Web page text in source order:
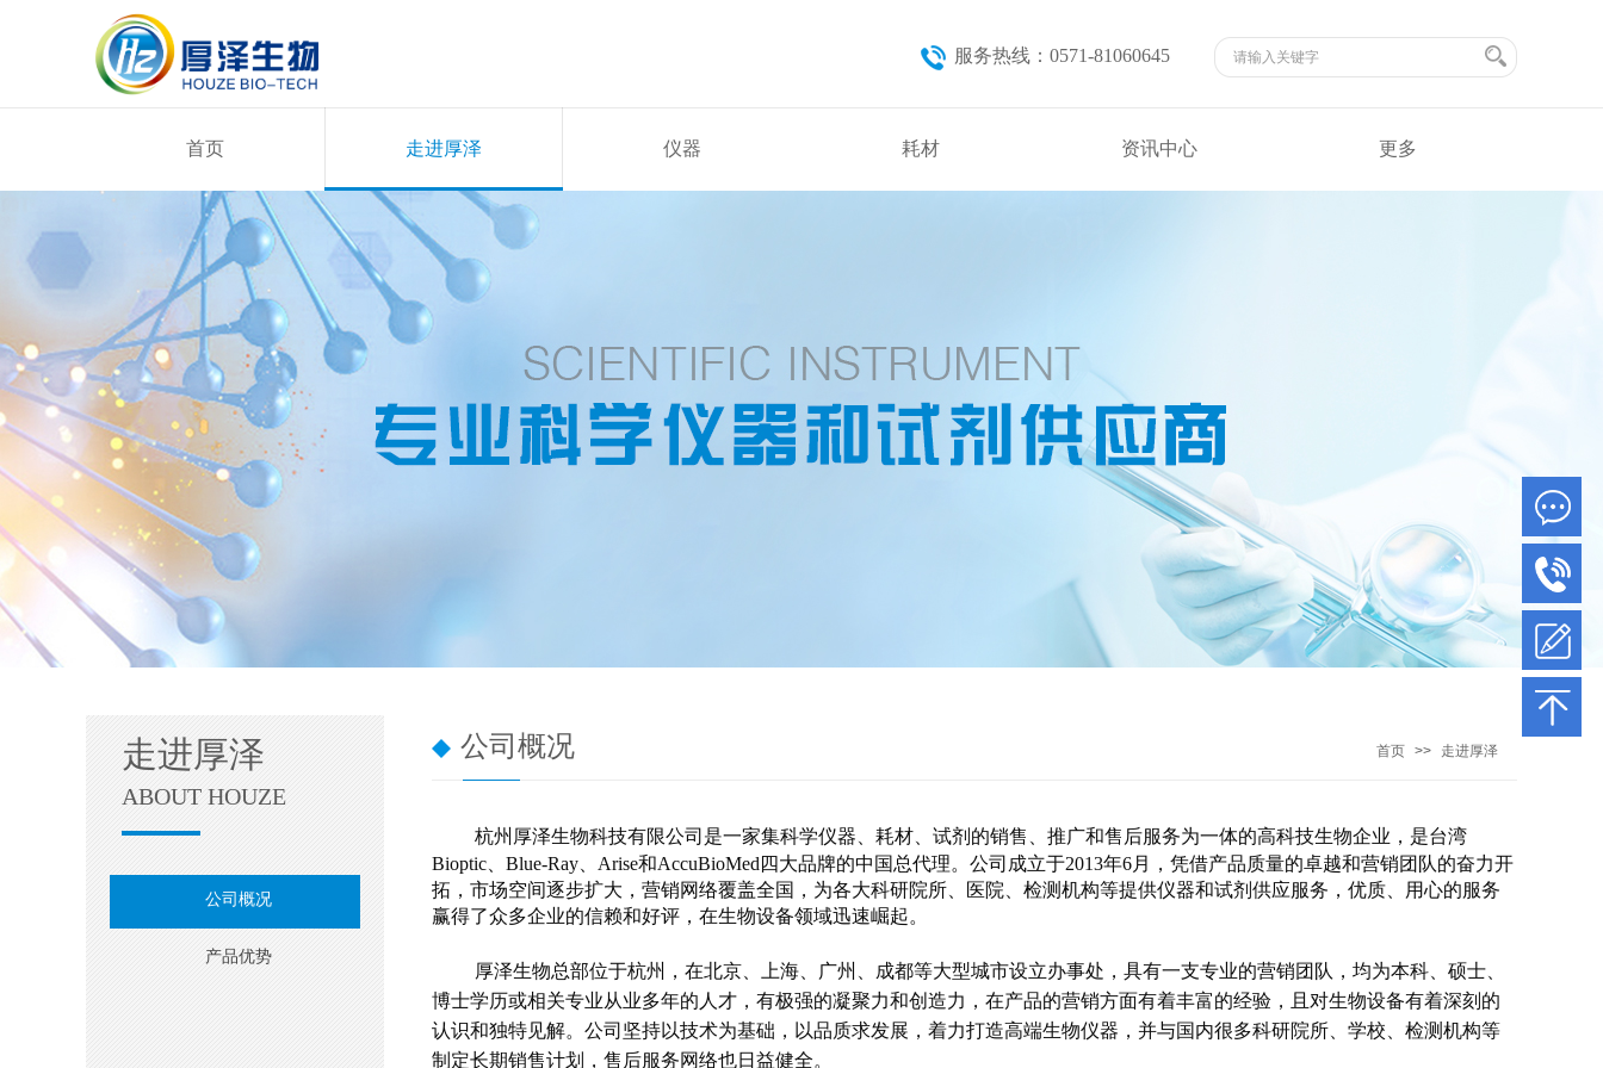
服务热线：0571-81060645
首页 走进厚泽 仪器 耗材 资讯中心 更多
走进厚泽
ABOUT HOUZE
公司概况
产品优势
公司概况 首页 >> 走进厚泽
杭州厚泽生物科技有限公司是一家集科学仪器、耗材、试剂的销售、推广和售后服务为一体的高科技生物企业，是台湾
Bioptic、Blue-Ray、Arise和AccuBioMed四大品牌的中国总代理。公司成立于2013年6月，凭借产品质量的卓越和营销团队的奋力开
拓，市场空间逐步扩大，营销网络覆盖全国，为各大科研院所、医院、检测机构等提供仪器和试剂供应服务，优质、用心的服务
赢得了众多企业的信赖和好评，在生物设备领域迅速崛起。
厚泽生物总部位于杭州，在北京、上海、广州、成都等大型城市设立办事处，具有一支专业的营销团队，均为本科、硕士、
博士学历或相关专业从业多年的人才，有极强的凝聚力和创造力，在产品的营销方面有着丰富的经验，且对生物设备有着深刻的
认识和独特见解。公司坚持以技术为基础，以品质求发展，着力打造高端生物仪器，并与国内很多科研院所、学校、检测机构等
制定长期销售计划，售后服务网络也日益健全。